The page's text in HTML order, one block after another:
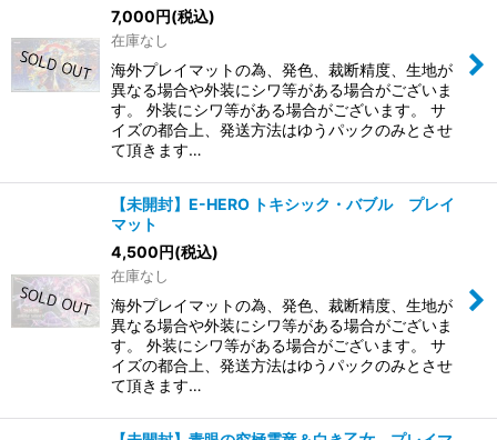
7,000円(税込)
在庫なし
海外プレイマットの為、発色、裁断精度、生地が
異なる場合や外装にシワ等がある場合がございま
す。 外装にシワ等がある場合がございます。 サ
イズの都合上、発送方法はゆうパックのみとさせ
て頂きます…
【未開封】E-HERO トキシック・バブル プレイ
マット
4,500円(税込)
在庫なし
海外プレイマットの為、発色、裁断精度、生地が
異なる場合や外装にシワ等がある場合がございま
す。 外装にシワ等がある場合がございます。 サ
イズの都合上、発送方法はゆうパックのみとさせ
て頂きます…